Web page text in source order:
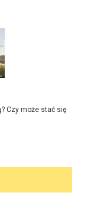
Czy może stać się